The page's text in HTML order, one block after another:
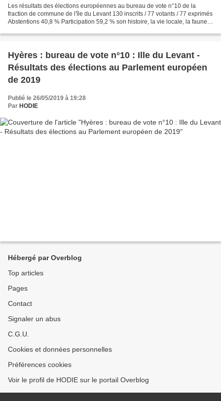
Les résultats des élections européennes au bureau de vote n°10 de la
fraction de commune de l'île du Levant 130 inscrits / 77 votants / 77 exprimés
Abstentions 40,8 % Participation 59,2 % son histoire, la vie locale, la faune,
Hyères : bureau de vote n°10 : Ille du Levant -
Résultats des élections au Parlement européen
de 2019
Publié le 26/05/2019 à 19:28
Par HODIE
Hébergé par Overblog
Top articles
Pages
Contact
Signaler un abus
C.G.U.
Cookies et données personnelles
Préférences cookies
Voir le profil de HODIE sur le portail Overblog